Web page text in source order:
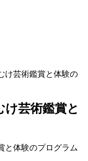
け芸術鑑賞と体験の
け芸術鑑賞と